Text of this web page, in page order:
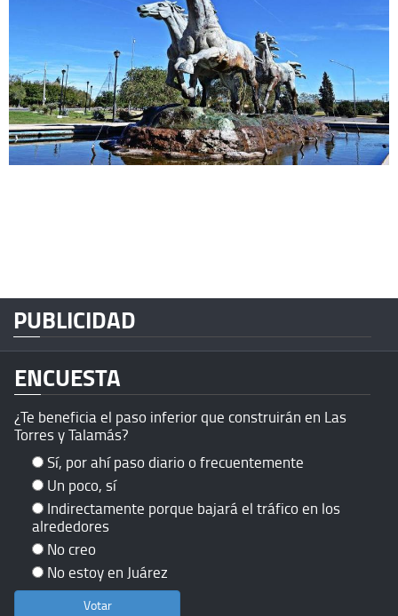
PUBLICIDAD
ENCUESTA
¿Te beneficia el paso inferior que construirán en Las
Torres y Talamás?
Sí, por ahí paso diario o frecuentemente
Un poco, sí
Indirectamente porque bajará el tráfico en los
alrededores
No creo
No estoy en Juárez